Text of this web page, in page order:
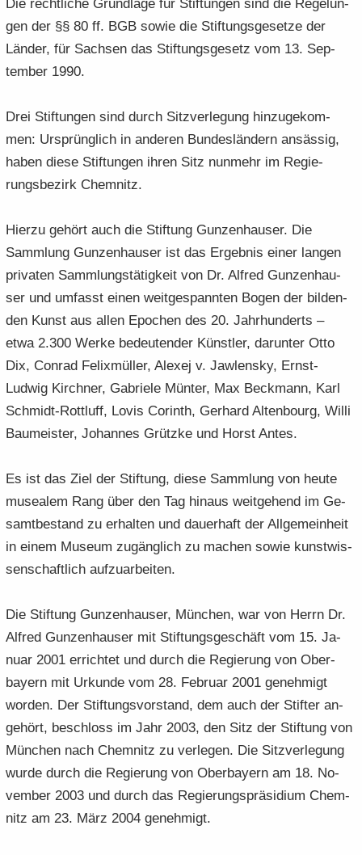
Die recht­li­che Grund­la­ge für Stif­tun­gen sind die Re­ge­lun­
gen der §§ 80 ff. BGB sowie die Stif­tungs­ge­set­ze der
Län­der, für Sach­sen das Stif­tungs­ge­setz vom 13. Sep­
tem­ber 1990.
Drei Stif­tun­gen sind durch Sitz­ver­le­gung hin­zu­ge­kom­
men: Ur­sprüng­lich in an­de­ren Bun­des­län­dern an­säs­sig,
haben diese Stif­tun­gen ihren Sitz nun­mehr im Re­gie­
rungs­be­zirk Chem­nitz.
Hier­zu ge­hört auch die Stif­tung Gun­zen­hau­ser. Die
Samm­lung Gun­zen­hau­ser ist das Er­geb­nis einer lan­gen
pri­va­ten Samm­lungs­tä­tig­keit von Dr. Al­fred Gun­zen­hau­
ser und um­fasst einen weit­ge­spann­ten Bogen der bil­den­
den Kunst aus allen Epo­chen des 20. Jahr­hun­derts –
etwa 2.300 Werke be­deu­ten­der Künst­ler, dar­un­ter Otto
Dix, Con­rad Fe­lix­mül­ler, Ale­xej v. Jaw­len­sky, Ernst-​
Ludwig Kirch­ner, Ga­brie­le Mün­ter, Max Beck­mann, Karl
Schmidt-​Rottluff, Lovis Corinth, Ger­hard Al­ten­bourg, Willi
Bau­meis­ter, Jo­han­nes Grütz­ke und Horst Antes.
Es ist das Ziel der Stif­tung, diese Samm­lung von heute
mu­sea­lem Rang über den Tag hin­aus weit­ge­hend im Ge­
samt­be­stand zu er­hal­ten und dau­er­haft der All­ge­mein­heit
in einem Mu­se­um zu­gäng­lich zu ma­chen sowie kunst­wis­
sen­schaft­lich auf­zu­ar­bei­ten.
Die Stif­tung Gun­zen­hau­ser, Mün­chen, war von Herrn Dr.
Al­fred Gun­zen­hau­ser mit Stif­tungs­ge­schäft vom 15. Ja­
nu­ar 2001 er­rich­tet und durch die Re­gie­rung von Ober­
bay­ern mit Ur­kun­de vom 28. Fe­bru­ar 2001 ge­neh­migt
wor­den. Der Stif­tungs­vor­stand, dem auch der Stif­ter an­
ge­hört, be­schloss im Jahr 2003, den Sitz der Stif­tung von
Mün­chen nach Chem­nitz zu ver­le­gen. Die Sitz­ver­le­gung
wurde durch die Re­gie­rung von Ober­bay­ern am 18. No­
vem­ber 2003 und durch das Re­gie­rungs­prä­si­di­um Chem­
nitz am 23. März 2004 ge­neh­migt.